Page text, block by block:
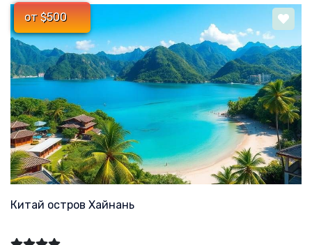
Войти
Зарегистрироваться
support@world-travel.uz
от $500
Китай остров Хайнань